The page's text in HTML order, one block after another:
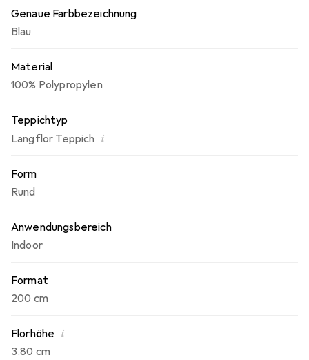
Genaue Farbbezeichnung
Blau
Material
100% Polypropylen
Teppichtyp
Langflor Teppich i
Form
Rund
Anwendungsbereich
Indoor
Format
200 cm
Florhöhe i
3.80 cm